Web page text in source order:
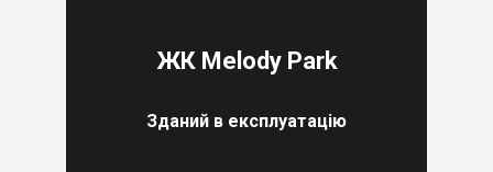
ЖК Melody Park
Зданий в експлуатацію